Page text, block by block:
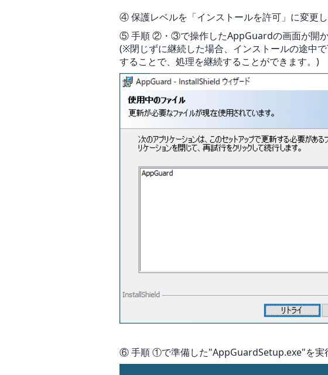
④ 保護レベルを「インストールを許可」に変更し
⑤ 手順 ②・③で操作したAppGuardの画面が開
(※閉じずに継続した場合、インストールの途中
することで、処理を継続することができます。)
⑥ 手順 ①で準備した"AppGuardSetup.exe"を実